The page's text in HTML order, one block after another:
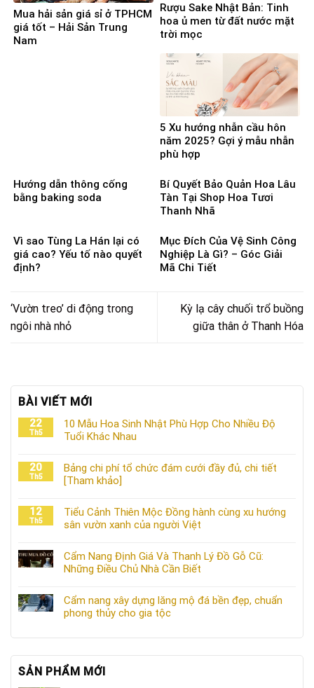
Mua hải sản giá sỉ ở TPHCM
giá tốt – Hải Sản Trung
Nam
Rượu Sake Nhật Bản: Tinh
hoa ủ men từ đất nước mặt
trời mọc
5 Xu hướng nhẫn cầu hôn
năm 2025? Gợi ý mẫu nhẫn
phù hợp
Hướng dẫn thông cống
bằng baking soda
Bí Quyết Bảo Quản Hoa Lâu
Tàn Tại Shop Hoa Tươi
Thanh Nhã
Vì sao Tùng La Hán lại có
giá cao? Yếu tố nào quyết
định?
Mục Đích Của Vệ Sinh Công
Nghiệp Là Gì? – Góc Giải
Mã Chi Tiết
‘Vườn treo’ di động trong
ngôi nhà nhỏ
Kỳ lạ cây chuối trổ buồng
giữa thân ở Thanh Hóa
BÀI VIẾT MỚI
22
Th5
10 Mẫu Hoa Sinh Nhật Phù Hợp Cho Nhiều Độ
Tuổi Khác Nhau
20
Th5
Bảng chi phí tổ chức đám cưới đầy đủ, chi tiết
[Tham khảo]
12
Th5
Tiểu Cảnh Thiên Mộc Đồng hành cùng xu hướng
sân vườn xanh của người Việt
Cẩm Nang Định Giá Và Thanh Lý Đồ Gỗ Cũ:
Những Điều Chủ Nhà Cần Biết
Cẩm nang xây dựng lăng mộ đá bền đẹp, chuẩn
phong thủy cho gia tộc
SẢN PHẨM MỚI